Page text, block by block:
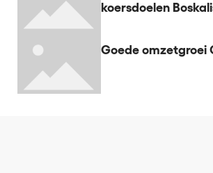
koersdoelen
Goede omzetgroei